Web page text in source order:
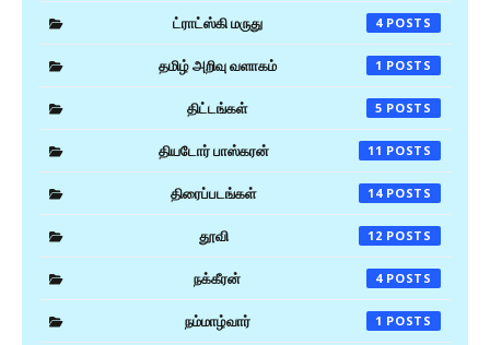
ட்ராட்ஸ்கி மருது 4
தமிழ் அறிவு வளாகம் 1
திட்டங்கள் 5
தியடோர் பாஸ்கரன் 11
திரைப்படங்கள் 14
தூவி 12
நக்கீரன் 4
நம்மாழ்வார் 1